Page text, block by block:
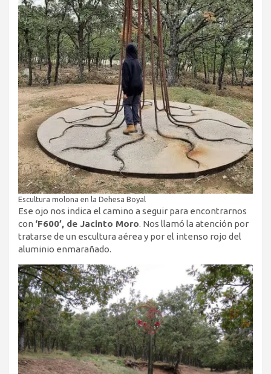
Escultura molona en la Dehesa Boyal
Ese ojo nos indica el camino a seguir para encontrarnos
con ‘F600’, de Jacinto Moro. Nos llamó la atención por
tratarse de un escultura aérea y por el intenso rojo del
aluminio enmarañado.